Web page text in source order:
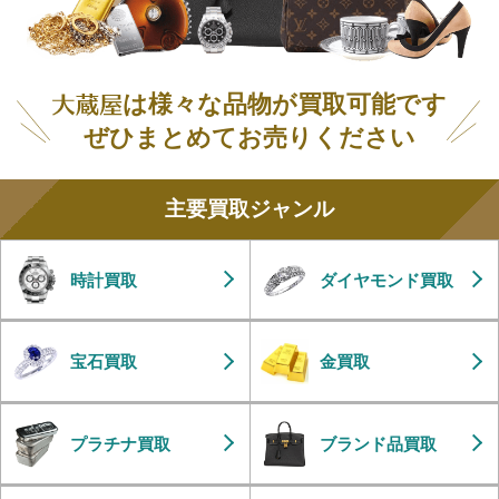
は様々な品物が買取可能です
ぜひまとめてお売りください
主要買取ジャンル
時計買取 ダイヤモンド買取
宝石買取 金買取
プラチナ買取 ブランド品買取